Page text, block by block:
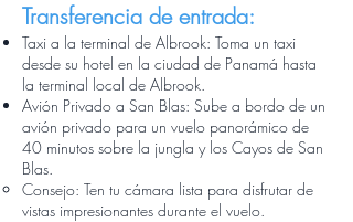
Transferencia de entrada:
Taxi a la terminal de Albrook: Toma un taxi
desde su hotel en la ciudad de Panamá hasta
la terminal local de Albrook.
Avión Privado a San Blas: Sube a bordo de un
avión privado para un vuelo panorámico de
40 minutos sobre la jungla y los Cayos de San
Blas.
Consejo: Ten tu cámara lista para disfrutar de
vistas impresionantes durante el vuelo.